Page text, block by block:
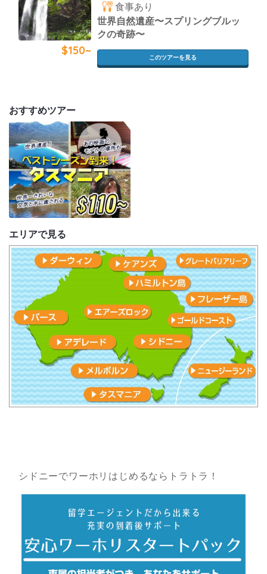
$150~
食事あり
世界自然遺産〜スプリングブルッ
クの奇跡〜
このツアーを見る
おすすめツアー
エリアで見る
シドニーでワーホリはじめるならトラトラ！